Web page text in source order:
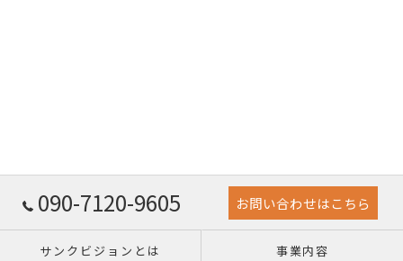
090-7120-9605 お問い合わせはこちら
サンクビジョンとは 事業内容